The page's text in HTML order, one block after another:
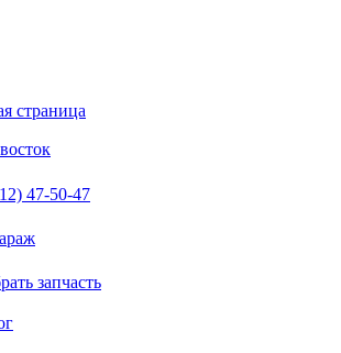
страница
47-50-47
запчасть